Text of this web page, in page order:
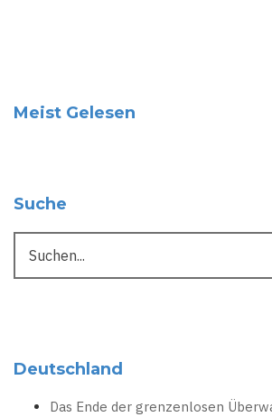
Meist Gelesen
Suche
Deutschland
Das Ende der grenzenlosen